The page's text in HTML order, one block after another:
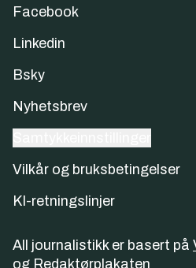
Facebook
Linkedin
Bsky
Nyhetsbrev
Vilkår og bruksbetingelser
KI-retningslinjer
All journalistikk er basert på
og Redaktørplakaten